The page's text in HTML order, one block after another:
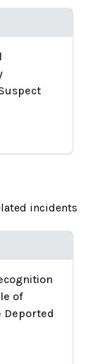
incidents
of
Deported